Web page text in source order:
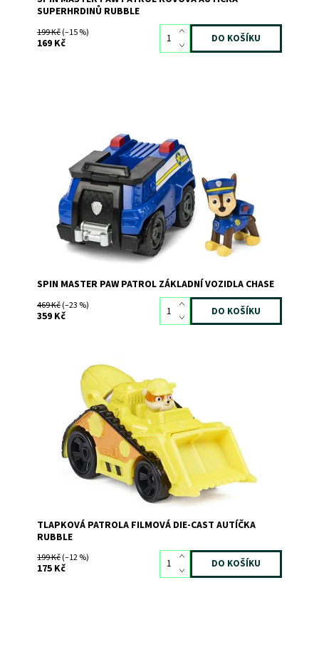
SUPERHRDINŮ RUBBLE
199 Kč(–15 %)
169 Kč
Vyrazte do akce s Chasem!
Dostupnost:
Skladem>3
6575
Značka:
SPIN MASTER
SPIN MASTER PAW PATROL ZÁKLADNÍ VOZIDLA CHASE
469 Kč(–23 %)
359 Kč
Dostupnost: Skladem2
9924
SPIN MASTER
TLAPKOVÁ PATROLA FILMOVÁ DIE-CAST AUTÍČKA
RUBBLE
199 Kč(–12 %)
175 Kč